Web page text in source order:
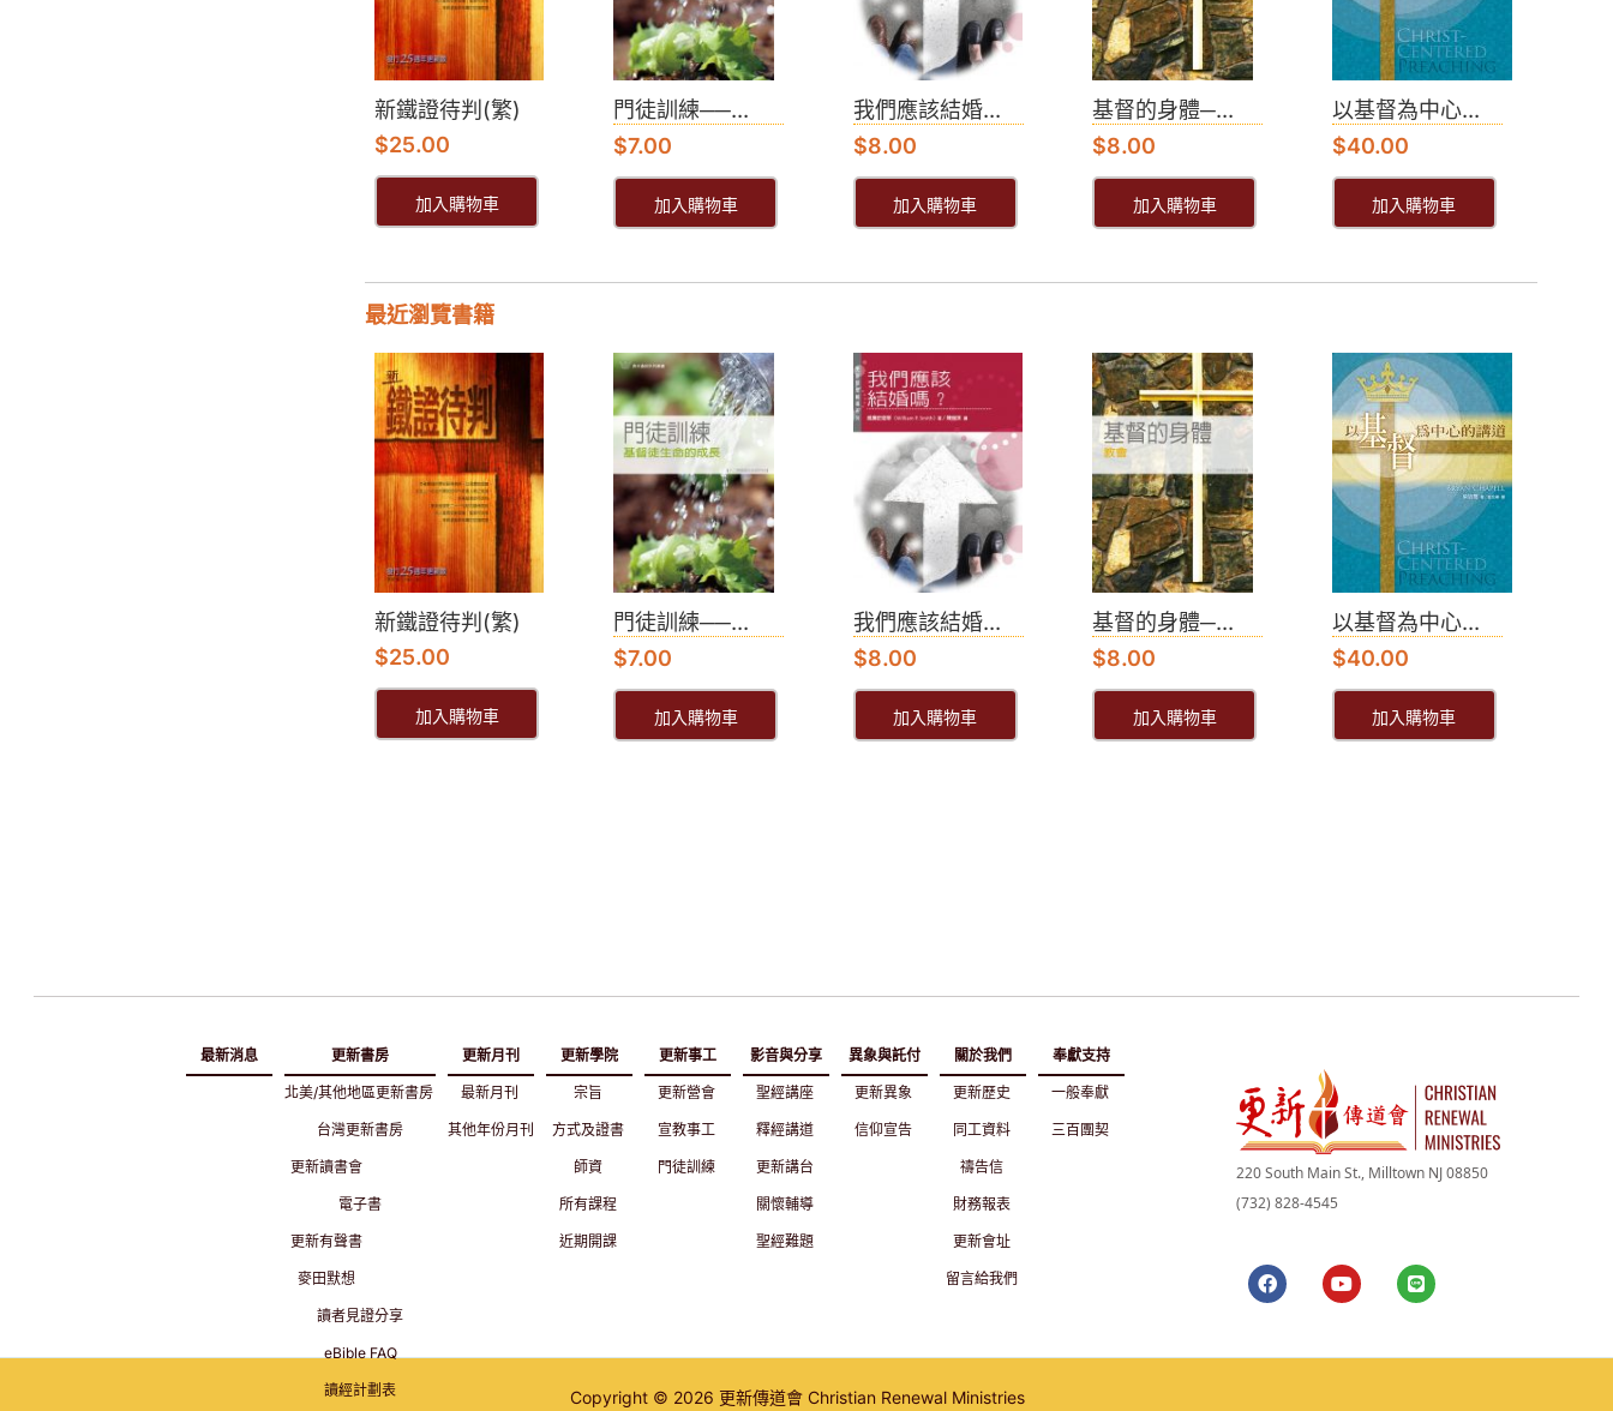
新鐵證待判(繁)
$25.00
加入購物車
門徒訓練──...
$7.00
加入購物車
我們應該結婚...
$8.00
加入購物車
基督的身體─...
$8.00
加入購物車
以基督為中心...
$40.00
加入購物車
最近瀏覽書籍
新鐵證待判(繁)
$25.00
加入購物車
門徒訓練──...
$7.00
加入購物車
我們應該結婚...
$8.00
加入購物車
基督的身體─...
$8.00
加入購物車
以基督為中心...
$40.00
加入購物車
最新消息 更新書房
北美/其他地區更新書房
台灣更新書房
更新讀書會
電子書
更新有聲書
麥田默想
讀者見證分享
eBible FAQ
讀經計劃表
更新月刊
最新月刊
其他年份月刊
更新學院
宗旨
方式及證書
師資
所有課程
近期開課
更新事工
更新營會
宣教事工
門徒訓練
影音與分享
聖經講座
釋經講道
更新講台
關懷輔導
聖經難題
異象與託付
更新異象
信仰宣告
關於我們
更新歷史
同工資料
禱告信
財務報表
更新會址
留言給我們
奉獻支持
一般奉獻
三百團契
220 South Main St., Milltown NJ 08850
(732) 828-4545​
F
a
Y
o
L
i
Copyright © 2026 更新傳道會 Christian Renewal Ministries